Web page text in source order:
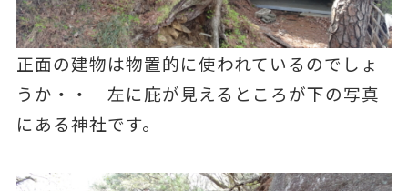
正面の建物は物置的に使われているのでしょ
うか・・ 左に庇が見えるところが下の写真
にある神社です。